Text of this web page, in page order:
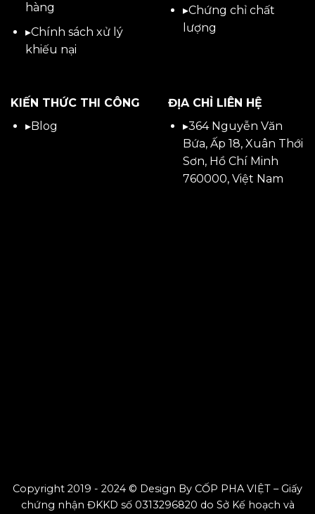
hàng
▸Chính sách xử lý
khiếu nại
▸Chứng chỉ chất
lượng
KIẾN THỨC THI CÔNG
▸Blog
ĐỊA CHỈ LIÊN HỆ
▸364 Nguyễn Văn
Bứa, Ấp 18, Xuân Thới
Sơn, Hồ Chí Minh
760000, Việt Nam
Copyright 2019 - 2024 © Design By CỐP PHA VIỆT – Giấy
chứng nhận ĐKKD số 0313296820 do Sở Kế hoạch và